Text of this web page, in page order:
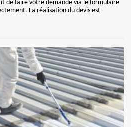
de faire votre demande via le formulaire
La réalisation du devis est